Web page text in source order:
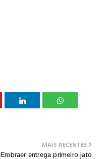
MAIS RECENTES
Embraer entrega primeiro jato